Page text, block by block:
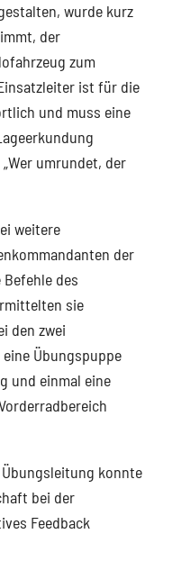
wurde kurz
der
zum
ist für die
und muss eine
umrundet, der
weitere
der
des
sie
den zwei
Übungspuppe
und einmal eine
konnte
bei der
Feedback